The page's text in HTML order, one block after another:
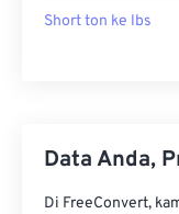
Short ton ke lbs
Data Anda,
Di FreeConvert,